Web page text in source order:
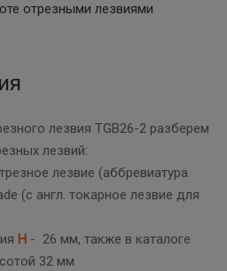
отрезными лезвиями
лезвия TGB26-2 разберем
лезвий:
лезвие (аббревиатура
(с англ. токарное лезвие для
Н - 26 мм, также в каталоге
32 мм